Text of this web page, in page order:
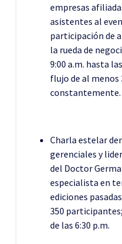
empresas
asistentes al
participación de
la rueda de
9:00 a.m. hasta
flujo de al menos
constantemente.
Charla estelar
gerenciales y
del Doctor
especialista en
ediciones
350
de las 6:30 p.m.